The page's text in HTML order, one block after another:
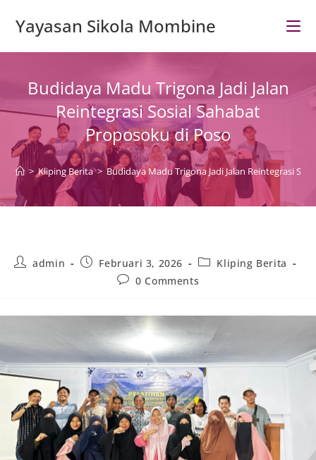
Yayasan Sikola Mombine
Budidaya Madu Trigona Jadi Jalan
Reintegrasi Sosial Sahabat
Proposoku di Poso
> Kliping Berita > Budidaya Madu Trigona Jadi Jalan Reintegrasi
Postadmin
Post
published:
Februari 3, 2026
PostKliping Berita
Post0 Comments